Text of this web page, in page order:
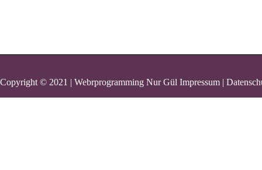
Copyright © 2021 | Webrprogramming Nur Gül Impressum |